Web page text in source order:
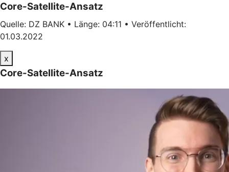
Core-Satellite-Ansatz
Quelle: DZ BANK • Länge: 04:11 • Veröffentlicht:
01.03.2022
x
Core-Satellite-Ansatz